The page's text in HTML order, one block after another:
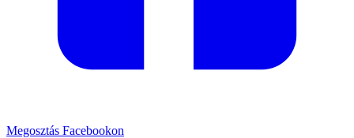
Megosztás Facebookon